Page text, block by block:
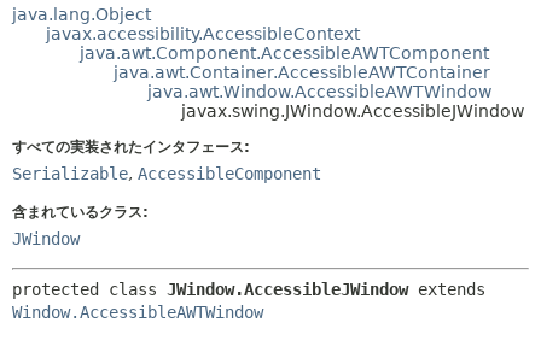
ツリー
プレビュー
非推奨
索引
ヘルプ
詳細:
フィールド
コンストラクタ
java.lang.Object
javax.accessibility.AccessibleContext
java.awt.Component.AccessibleAWTComponent
java.awt.Container.AccessibleAWTContainer
java.awt.Window.AccessibleAWTWindow
javax.swing.JWindow.AccessibleJWindow
すべての実装されたインタフェース:
Serializable, AccessibleComponent
含まれているクラス:
JWindow
protected class JWindow.AccessibleJWindow
Window.AccessibleAWTWindow